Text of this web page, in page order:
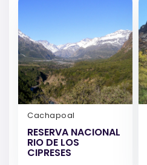
Cachapoal
RESERVA NACIONAL
RIO DE LOS
CIPRESES